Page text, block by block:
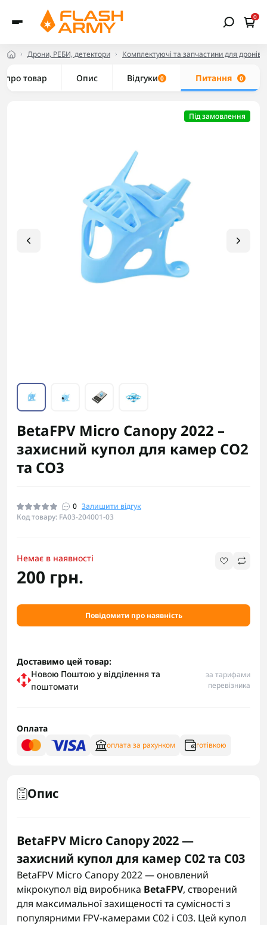
0
Дрони, РЕБИ, детектори Комплектуючі та запчастини для дронів
про товар Опис Відгуки 0 Питання 0
Під замовлення
BetaFPV Micro Canopy 2022 –
захисний купол для камер CO2
та CO3
0 Залишити відгук
Код товару: FA03-204001-03
Немає в наявності
200 грн.
Повідомити про наявність
Доставимо цей товар:
Новою Поштою у відділення та
поштомати
за тарифами
перевізника
Оплата
оплата за рахунком готівкою
Опис
BetaFPV Micro Canopy 2022 —
захисний купол для камер C02 та C03
BetaFPV Micro Canopy 2022 — оновлений
мікрокупол від виробника BetaFPV, створений
для максимальної захищеності та сумісності з
популярними FPV-камерами C02 і C03. Цей купол